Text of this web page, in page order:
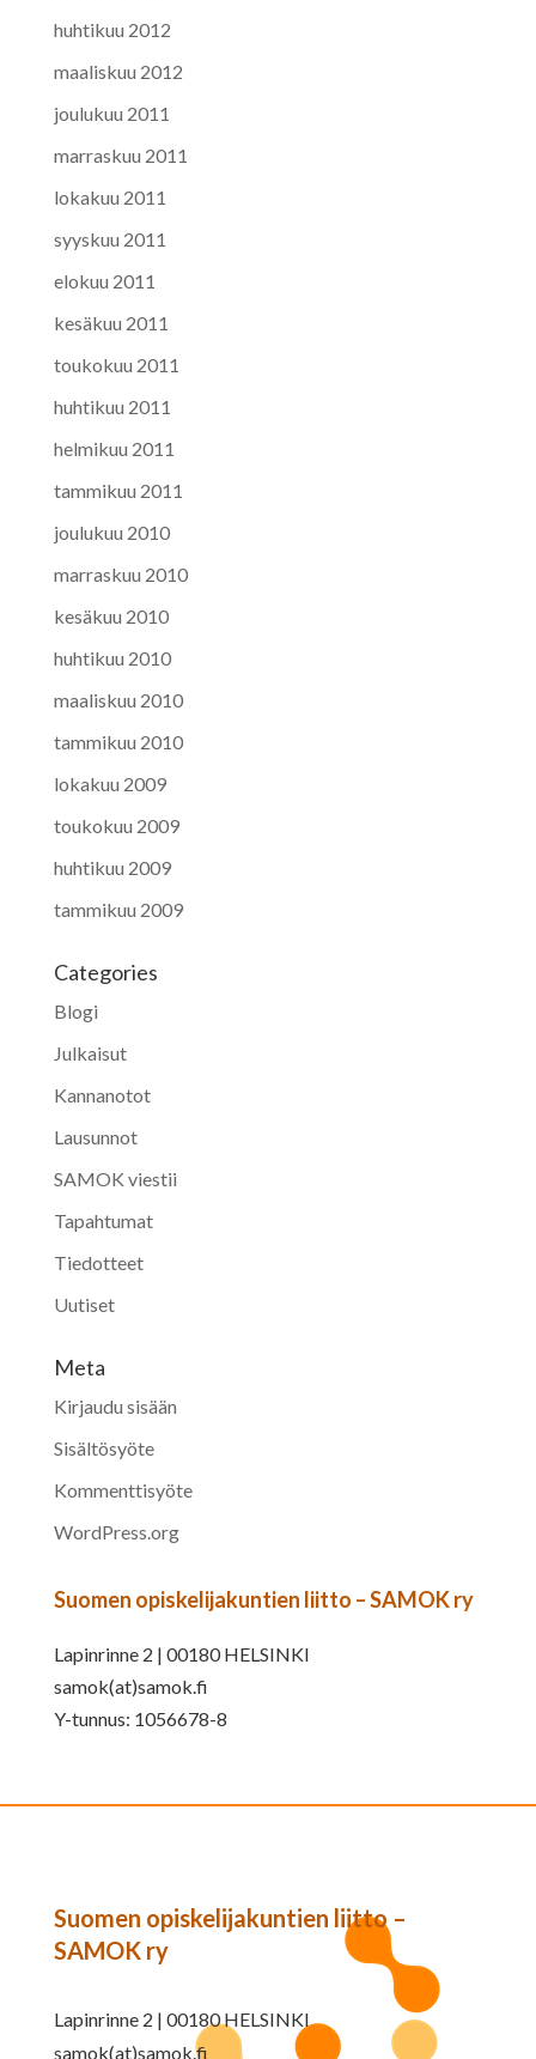
huhtikuu 2012
maaliskuu 2012
joulukuu 2011
marraskuu 2011
lokakuu 2011
syyskuu 2011
elokuu 2011
kesäkuu 2011
toukokuu 2011
huhtikuu 2011
helmikuu 2011
tammikuu 2011
joulukuu 2010
marraskuu 2010
kesäkuu 2010
huhtikuu 2010
maaliskuu 2010
tammikuu 2010
lokakuu 2009
toukokuu 2009
huhtikuu 2009
tammikuu 2009
Categories
Blogi
Julkaisut
Kannanotot
Lausunnot
SAMOK viestii
Tapahtumat
Tiedotteet
Uutiset
Meta
Kirjaudu sisään
Sisältösyöte
Kommenttisyöte
WordPress.org
Suomen opiskelijakuntien liitto – SAMOK ry
Lapinrinne 2 | 00180 HELSINKI
samok(at)samok.fi
Y-tunnus: 1056678-8
Suomen opiskelijakuntien liitto –
SAMOK ry
Lapinrinne 2 | 00180 HELSINKI
samok(at)samok.fi